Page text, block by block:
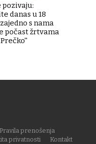
pozivaju:
danas u 18
s nama
počast žrtvama
Pravila prenošenja
privatnosti
Kontakt